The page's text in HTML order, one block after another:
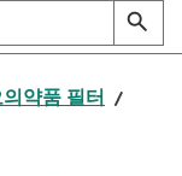
약품 필터